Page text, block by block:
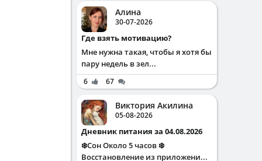
Алина
30-07-2026
Где взять мотивацию?
Мне нужна такая, чтобы я хотя бы
пару недель в зел...
6 67
Виктория Акилина
05-08-2026
Дневник питания за 04.08.2026
❄️Сон Около 5 часов ❄️
Восстановление из приложени...